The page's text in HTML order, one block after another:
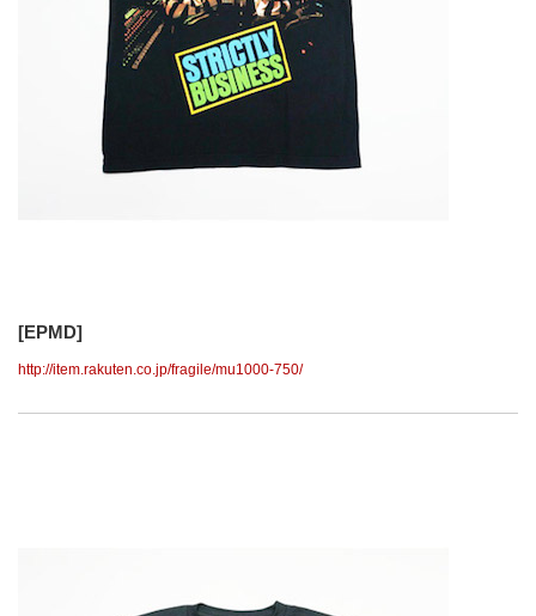
[EPMD]
http://item.rakuten.co.jp/fragile/mu1000-750/